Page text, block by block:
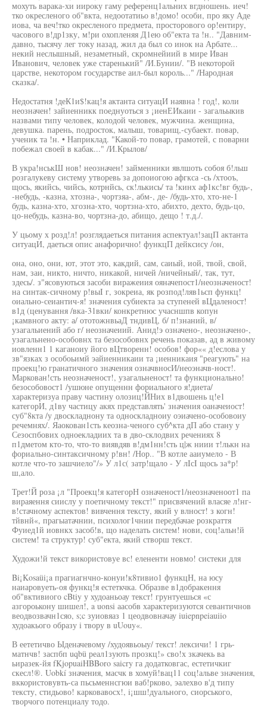
мохуть варака-хи иироку гаму референц1альних вгдношень. иеч!
тко окресленого об"вкта, недоотатиьо в!домо! особи, про яку Аде
иова, ча веч!тко окресленого предмета, просторового ор!ентиру,
часового в!др1зку, м!ри охопленяя Д1ею об"екта та !н.. "Давним-
давно, тысячу лег току назад, жил да был со инок на Арбате...
некий неслышный, незаметный, скромнейиий в мире Иван
Иванович, человек уже старенький" /И.Бунии/. "В некоторой
царстве, некотором государстве аил-был король..." /Народная
сказка/.
Недостатня !деК1и$!кац!я актанта ситуацИ наявна ! год!, коли
неозначен! зайиенникк поеднуоться з ¡иенЕИкаии - загальыкив
назвами типу человек, колодой человек, мужчина. женщина,
девушка. парень, подросток, малыш, товарищ,-субаект. повар,
ученик та !н. • Наприклад. "Какой-то повар, грамотей, с поварни
побежал своей в кабак..." /И.Крылов/
В укра!нськШ нов! неозначен! займенники явлшоть собоя б!льш
розгалукеву систему утворевь за допоиогою афгкса -сь /хтооъ,
щось, якийсь, чийсь, котрнйсь, ск!лькись/ та !кинх аф1кс!вг будь-,
-небудь, -казна, хтозна-, чортзяа-, абм-, де- /будь-хто, хто-не-1
будь, казна-хто, хгозна-хто, чортзна-хто, абихто, дехто, будь-цо,
цо-небудь, казна-во, чортзна-до, абищо, дещо ! т.д./.
У цьому х розд!л! розглядаеться питания аспектуал!зацП актанта
ситуацИ, даеться опис анафорично! функцП дейксису /он,
она, оно, они, ют, этот это, какдий, сам, саиый, иой, твой, свой,
нам, заи, никто, ничто, никакой, ничей /ничейный/, так, тут,
здесь/. з"ясовуються засоби виражеиия ояначепост1/неозначеност!
на синтак-сичному р!выI г, зокреиа, як розпод!ляв1ьсп функц!
оиально-сеиантич-я! значения субиекта за ступеней вЦдаленост!
в1д (ценування /вка-31вки/ конкретнюс учасншпв копун
¡камвного акту: а/ ототожнвьаД тндивЦ, б/ п!знаний, в/
узагальиений або г/ неозначеиий. Анид!э означено-, неозначено-,
узагальнено-особовнх та безособовнх речень показав, ад в живому
иовленн1 1 каганоиу його вЦтворенн! особов! фор«« д!еслова у
зв"язках з особоьимй эайиенникаии та ¡иенникаия "реагують" на
проекц!ю гранатичного значения означвносИ/неоэначв-ност!.
Маркован!сть неозначеност!, узагальненост! та функционально!
безособовост1 /ушюне опущеннн фориального я!диета/
характеризуа праву частину олозиц!ЙНих в1двошень ц!е1
категорИ, д1ву частицу акях представлять' значения оаначеиост!
суб"8кта /у двоскладнону та односкладноиу оэиачено-особовоиу
речемнях/. Яаокован1сть кеозна-ченого суб^кта дП або стану у
Сезоспбових одноекладиих та в дво-склодвих речениях 8
п1дметом кто-то, что-то виявдяв в!дм1нн!сть ц|ж ниии т!лькн на
фориально-синтаксичному р!вн! /Нор.. "В котле ааиумело - В
котле что-то зашчиело"/» У л1с( затр!щало - У лIсI щось за*р!
ш,ало.
Трет!Й роза ¡л "Проекц!я категорН означеност1/неозначеноот1 па
вираяення сиислу у поетичному текст!" присвячений власяе л!нг-
в!стачному аспектов! вивчення тексту, який у влност! з когн!
тйвнй«, прагыатачнии, психолог1чнии передбачае розкраття
Фуиед1й иовнкх засоб!в, що наделать систем! нови, соц!альн!й
систем! та структур! суб"екта, який створш текст.
Художи!й текст використовуе вс! елененти новмо! систеки для
Bi¡Kosaüi¡a прагиагнчно-конуи!к8тивио1 функцН, на юсу
наиаровуеть-оя функц!я естеткчка. Образве в1добракення
об"вктивиого cBtiy у худоаньоау текст! грунтуешься «с
азгороькону шишел!, a uonsi аасобв характеризуются севантичнов
веодвозвачн1сяо, s;c зуиовяаз 1 цеодвовначау iuiepnpeiauiio
худоакього образу i твору в uUouy«.
В еететичво Ыденачевому /худоявьоыу/ текст! лексичи! 1 грь-
матнчв! заспбп uqbü реал1зують прозкц!» сво!х зкачекь ва
ьиразек-йя fKjopuaiHBBoro saicry га додатковгас, естетичкиг
скесл!®. Uobkí значения, масчк в хомуй!вац11 соц!альве значения,
вккористовувть-са пьсьменнсгюи ваб!рково, эалехво в'д типу
тексту, стидьово! карковавосх!, i¡шш!дуального, сиорського,
творчого потенциалу тодо.